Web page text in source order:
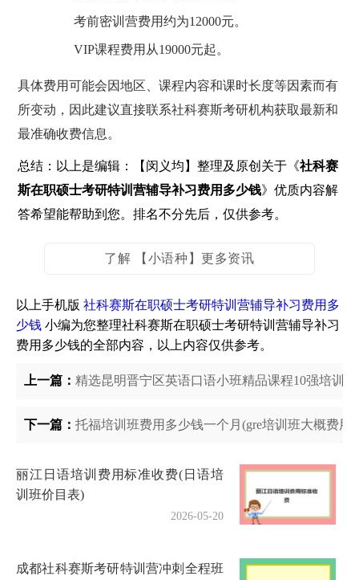
考前密训营费用约为12000元。
VIP课程费用从19000元起。
具体费用可能会因地区、课程内容和课时长度等因素而有
所变动，因此建议直接联系社科赛斯考研机构获取最新和
最准确收费信息。
总结：以上是编辑：【闵义均】整理及原创关于《社科赛
斯在职硕士考研特训营辅导补习费用多少钱》优质内容解
答希望能帮助到您。排名不分先后，仅供参考。
了解 【小语种】更多资讯
以上手机版 社科赛斯在职硕士考研特训营辅导补习费用多
少钱 小编为您整理社科赛斯在职硕士考研特训营辅导补习
费用多少钱的全部内容，以上内容仅供参考。
上一篇： 精选昆明晋宁区英语口语小班精品课程10强培训
下一篇： 托福培训班费用多少钱一个月(gre培训班大概费用)
丽江日语培训费用标准收费(日语培
训班价目表)
2026-05-20
成都社科赛斯考研特训营冲刺全程班